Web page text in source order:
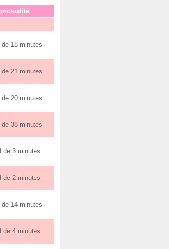
de 18 minutes
de 21 minutes
de 20 minutes
de 38 minutes
de 3 minutes
de 2 minutes
de 14 minutes
de 4 minutes